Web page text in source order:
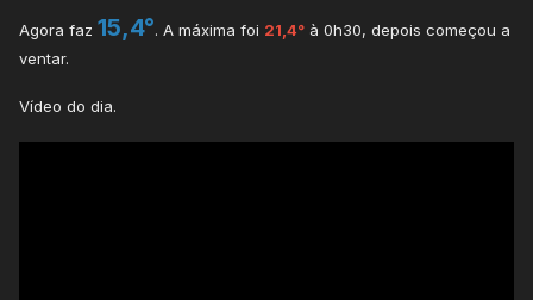
Agora faz 15,4°. A máxima foi 21,4° à 0h30, depois começou a
ventar.
Vídeo do dia.